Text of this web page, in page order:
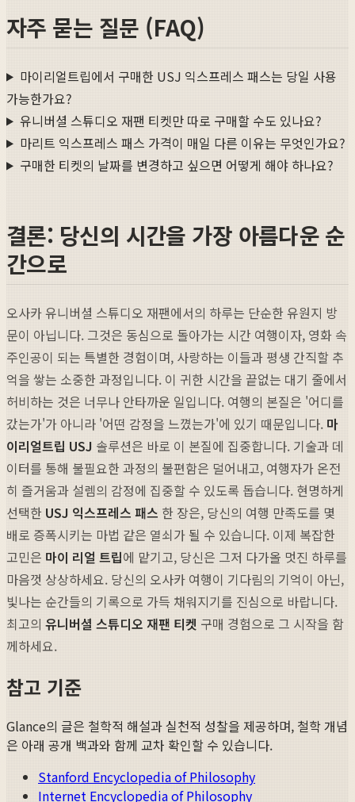
자주 묻는 질문 (FAQ)
마이리얼트립에서 구매한 USJ 익스프레스 패스는 당일 사용
가능한가요?
유니버셜 스튜디오 재팬 티켓만 따로 구매할 수도 있나요?
마리트 익스프레스 패스 가격이 매일 다른 이유는 무엇인가요?
구매한 티켓의 날짜를 변경하고 싶으면 어떻게 해야 하나요?
결론: 당신의 시간을 가장 아름다운 순
간으로
오사카 유니버셜 스튜디오 재팬에서의 하루는 단순한 유원지 방
문이 아닙니다. 그것은 동심으로 돌아가는 시간 여행이자, 영화 속
주인공이 되는 특별한 경험이며, 사랑하는 이들과 평생 간직할 추
억을 쌓는 소중한 과정입니다. 이 귀한 시간을 끝없는 대기 줄에서
허비하는 것은 너무나 안타까운 일입니다. 여행의 본질은 '어디를
갔는가'가 아니라 '어떤 감정을 느꼈는가'에 있기 때문입니다. 마
이리얼트립 USJ 솔루션은 바로 이 본질에 집중합니다. 기술과 데
이터를 통해 불필요한 과정의 불편함은 덜어내고, 여행자가 온전
히 즐거움과 설렘의 감정에 집중할 수 있도록 돕습니다. 현명하게
선택한 USJ 익스프레스 패스 한 장은, 당신의 여행 만족도를 몇
배로 증폭시키는 마법 같은 열쇠가 될 수 있습니다. 이제 복잡한
고민은 마이 리얼 트립에 맡기고, 당신은 그저 다가올 멋진 하루를
마음껏 상상하세요. 당신의 오사카 여행이 기다림의 기억이 아닌,
빛나는 순간들의 기록으로 가득 채워지기를 진심으로 바랍니다.
최고의 유니버셜 스튜디오 재팬 티켓 구매 경험으로 그 시작을 함
께하세요.
참고 기준
Glance의 글은 철학적 해설과 실천적 성찰을 제공하며, 철학 개념
은 아래 공개 백과와 함께 교차 확인할 수 있습니다.
Stanford Encyclopedia of Philosophy
Internet Encyclopedia of Philosophy